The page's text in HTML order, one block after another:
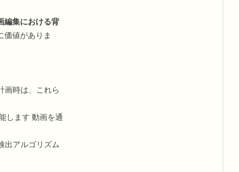
編集における背
値がありま
画時は、これら
します 動画を通
出アルゴリズム